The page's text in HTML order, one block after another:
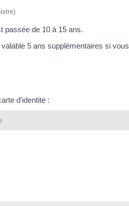
passée de 10 à 15 ans.
5 ans supplémentaires si vous
d'identité :